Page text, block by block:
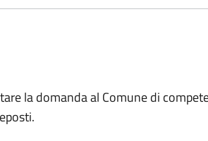
la domanda al Comune di